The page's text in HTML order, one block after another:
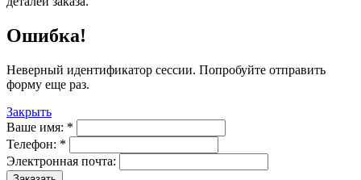
Ошибка!
Неверный идентификатор сессии. Попробуйте отправить
форму еще раз.
Закрыть
Ваше имя: *
Телефон: *
Электронная почта: